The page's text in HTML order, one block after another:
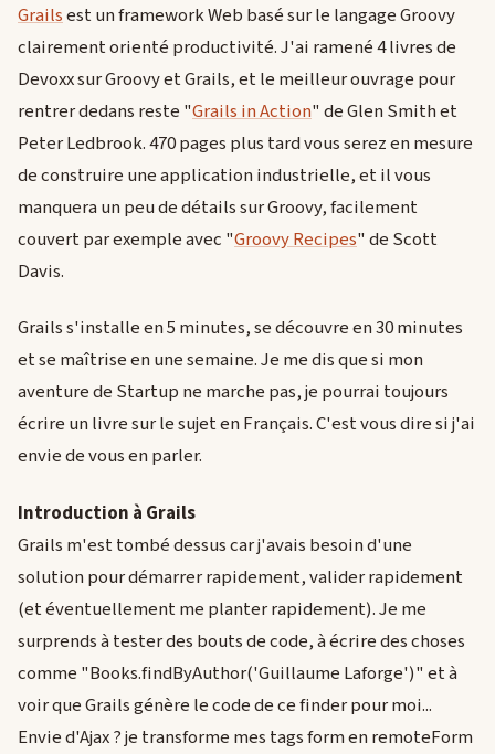
Grailsest un framework Web basé sur le langage Groovy
clairement orienté productivité. J'ai ramené 4 livres de
Devoxx sur Groovy et Grails, et le meilleur ouvrage pour
rentrer dedans reste "Grails in Action" de Glen Smith et
Peter Ledbrook. 470 pages plus tard vous serez en mesure
de construire une application industrielle, et il vous
manquera un peu de détails sur Groovy, facilement
couvert par exemple avec "Groovy Recipes" de Scott
Davis.
Grails s'installe en 5 minutes, se découvre en 30 minutes
et se maîtrise en une semaine. Je me dis que si mon
aventure de Startup ne marche pas, je pourrai toujours
écrire un livre sur le sujet en Français. C'est vous dire si j'ai
envie de vous en parler.
Introduction à Grails
Grails m'est tombé dessus car j'avais besoin d'une
solution pour démarrer rapidement, valider rapidement
(et éventuellement me planter rapidement). Je me
surprends à tester des bouts de code, à écrire des choses
comme "Books.findByAuthor('Guillaume Laforge')" et à
voir que Grails génère le code de ce finder pour moi...
Envie d'Ajax ? je transforme mes tags form en remoteForm